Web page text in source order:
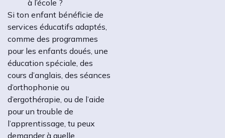
à l’école ?
Si ton enfant bénéficie de
services éducatifs adaptés,
comme des programmes
pour les enfants doués, une
éducation spéciale, des
cours d’anglais, des séances
d’orthophonie ou
d’ergothérapie, ou de l’aide
pour un trouble de
l’apprentissage, tu peux
demander à quelle